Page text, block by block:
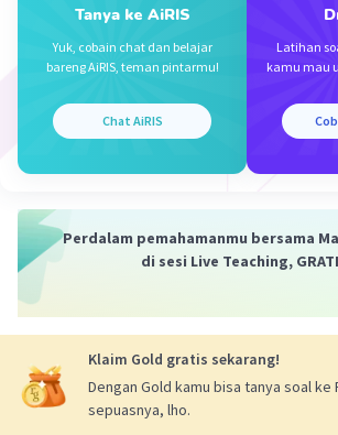
22 Desember 2023 06:38
Jawaban yang tepat untuk soal
Jp = 1/1.000.000 × 48 km
Jp = 1/1.000.000 × 4.800.000 cm
Beri Rating · 0
Tanya ke AiRIS
Yuk, cobain chat dan belajar
bareng AiRIS, teman pintarmu!
Chat AiRIS
Latihan
kamu mau
Perdalam pemahamanmu bersama
di sesi Live Teaching,
Klaim Gold gratis sekarang!
Dengan Gold kamu bisa tanya soal ke
sepuasnya, lho.